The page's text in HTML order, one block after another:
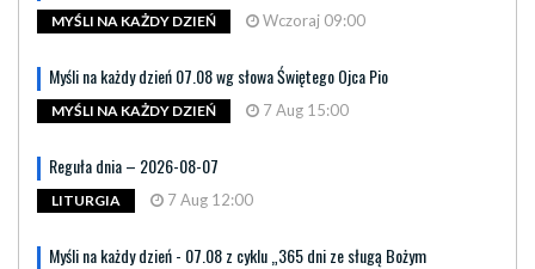
MYŚLI NA KAŻDY DZIEŃ Wczoraj 09:00
Myśli na każdy dzień 07.08 wg słowa Świętego Ojca Pio
MYŚLI NA KAŻDY DZIEŃ 7 Aug 15:00
Reguła dnia – 2026-08-07
LITURGIA 7 Aug 12:00
Myśli na każdy dzień - 07.08 z cyklu „365 dni ze sługą Bożym